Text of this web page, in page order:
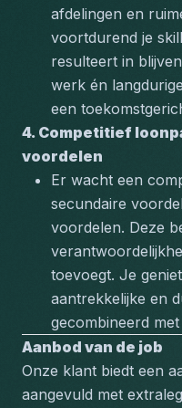
afdelingen en
voortdurend je
resulteert in
werk én
een
4. Competitief
voordelen
Er wacht een
secundaire
voordelen. Deze
toevoegt. Je
aantrekkelijke en
gecombineerd
Aanbod van de job
Onze klant biedt een
aangevuld met